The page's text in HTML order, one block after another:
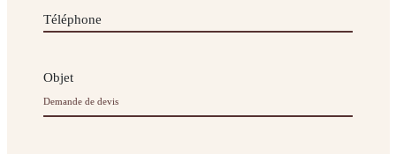
Téléphone
Objet